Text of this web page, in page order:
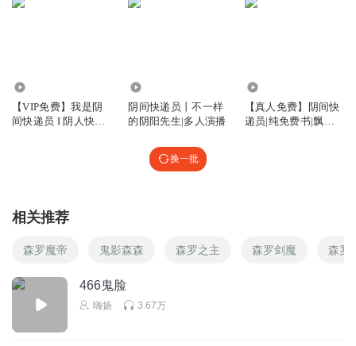
【VIP免费】我是阴
间快递员 I 阴人快递|
阴间快递员丨不一样
的阴阳先生|多人演播
【真人免费】阴间快
递员|纯免费书|飘剑
换一批
相关推荐
森罗魔帝 鬼影森森 森罗之主 森罗剑魔 森罗
466鬼脸
嗨扬 3.67万